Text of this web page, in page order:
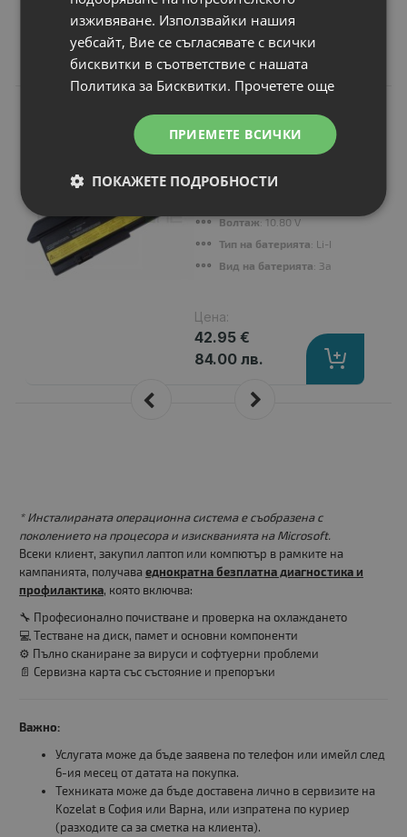
Подобни продукти
Батерия за лаптоп
Lenovo ThinkPad
X201s
Капацитет: 6600 mAh
Волтаж: 10.80 V
Тип на батерията: Li-Ion
Вид на батерията: Заместител
Цена:
42.95 €
84.00 лв.
* Инсталираната операционна система е съобразена с
поколението на процесора и изискванията на Microsoft.
Всеки клиент, закупил лаптоп или компютър в рамките на
кампанията, получава еднократна безплатна диагностика и
профилактика, която включва:
🔧 Професионално почистване и проверка на охлаждането
💻 Тестване на диск, памет и основни компоненти
⚙️ Пълно сканиране за вируси и софтуерни проблеми
📄 Сервизна карта със състояние и препоръки
Важно:
Услугата може да бъде заявена по телефон или имейл след
6-ия месец от датата на покупка.
Техниката може да бъде доставена лично в сервизите на
Kozelat в София или Варна, или изпратена по куриер
(разходите са за сметка на клиента).
изживяване. Използвайки нашия
уебсайт, Вие се съгласявате с всички
бисквитки в съответствие с нашата
Политика за Бисквитки. Прочетете още
ПРИЕМЕТЕ ВСИЧКИ
ПОКАЖЕТЕ ПОДРОБНОСТИ